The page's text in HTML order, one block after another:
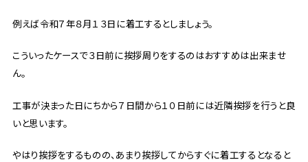
例えば令和７年８月１３日に着工するとしましょう。
こういったケースで３日前に挨拶周りをするのはおすすめは出来ませ
ん。
工事が決まった日にちから７日間から１０日前には近隣挨拶を行うと良
いと思います。
やはり挨拶をするものの、あまり挨拶してからすぐに着工するとなると